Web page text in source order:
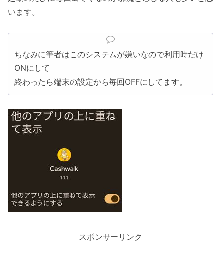
います。
ちなみに筆者はこのシステムが嫌いなので利用時だけ
ONにして
終わったら端末の設定から毎回OFFにしてます。
スポンサーリンク